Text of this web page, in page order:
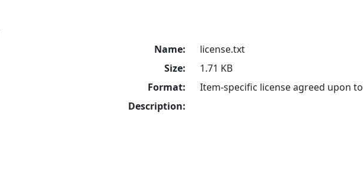
Name:
license.txt
Size:
1.71 KB
Format:
Item-specific license agreed upon
Description: